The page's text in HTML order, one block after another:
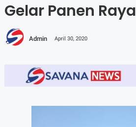
Gelar Panen Raya
Admin April 30, 2020